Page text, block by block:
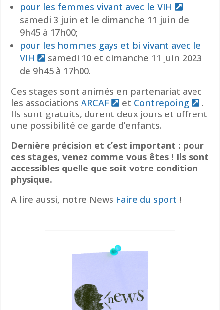
pour les femmes vivant avec le VIH
samedi 3 juin et le dimanche 11 juin de
9h45 à 17h00;
pour les hommes gays et bi vivant avec le
VIH
samedi 10 et dimanche 11 juin 2023
de 9h45 à 17h00.
Ces stages sont animés en partenariat avec
les associations ARCAF et Contrepoing
.
Ils sont gratuits, durent deux jours et offrent
une possibilité de garde d’enfants.
Dernière précision et c’est important : pour
ces stages, venez comme vous êtes ! Ils sont
accessibles quelle que soit votre condition
physique.
A lire aussi, notre News Faire du sport !